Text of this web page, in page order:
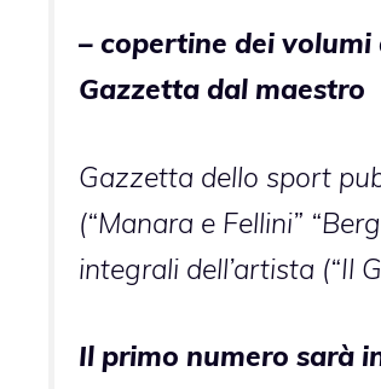
– copertine dei
Gazzetta dal maestro
Gazzetta dello sport
(“Manara e Fellini”
integrali dell’artista (“Il
Il primo numero sarà